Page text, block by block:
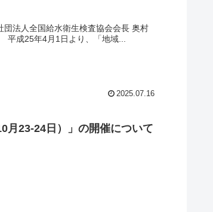
法人全国給水衛生検査協会会長 奥村
成25年4月1日より、「地域...
2025.07.16
23-24日）」の開催について